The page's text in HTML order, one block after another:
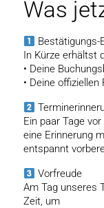
Was
Bestätigungs-
In Kürze erhältst
• Deine
• Deine offiziellen
Ein paar Tage
eine Erinnerung
entspannt
Vorfreude
Am Tag unseres
Zeit, um